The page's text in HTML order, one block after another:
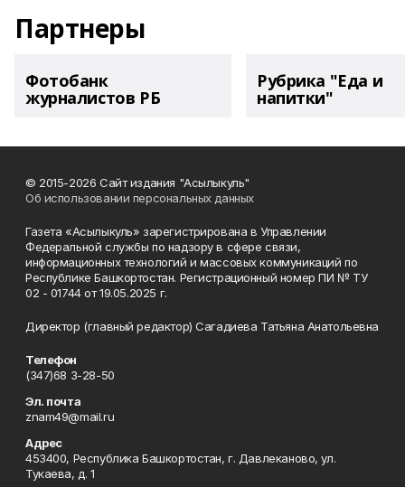
Партнеры
Фотобанк
журналистов РБ
Рубрика "Еда и
напитки"
© 2015-2026 Сайт издания "Асылыкуль"
Об использовании персональных данных
Газета «Асылыкуль» зарегистрирована в Управлении
Федеральной службы по надзору в сфере связи,
информационных технологий и массовых коммуникаций по
Республике Башкортостан. Регистрационный номер ПИ № ТУ
02 - 01744 от 19.05.2025 г.
Директор (главный редактор) Сагадиева Татьяна Анатольевна
Телефон
(347)68 3-28-50
Эл. почта
znam49@mail.ru
Адрес
453400, Республика Башкортостан, г. Давлеканово, ул.
Тукаева, д. 1